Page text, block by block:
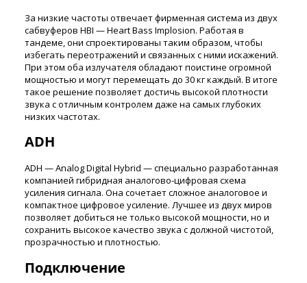
За низкие частоты отвечает фирменная система из двух
сабвуферов HBI — Heart Bass Implosion. Работая в
тандеме, они спроектированы таким образом, чтобы
избегать переотражений и связанных с ними искажений.
При этом оба излучателя обладают поистине огромной
мощностью и могут перемещать до 30 кг каждый. В итоге
такое решение позволяет достичь высокой плотности
звука с отличным контролем даже на самых глубоких
низких частотах.
ADH
ADH — Analog Digital Hybrid — специально разработанная
компанией гибридная аналогово-цифровая схема
усиления сигнала. Она сочетает сложное аналоговое и
компактное цифровое усиление. Лучшее из двух миров
позволяет добиться не только высокой мощности, но и
сохранить высокое качество звука с должной чистотой,
прозрачностью и плотностью.
Подключение